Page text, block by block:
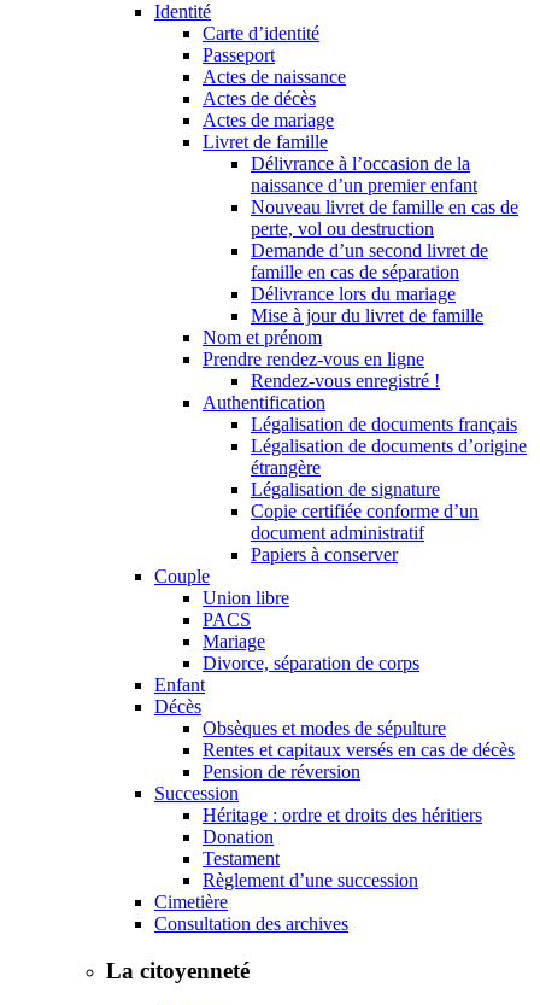
Identité
Carte d’identité
Passeport
Actes de naissance
Actes de décès
Actes de mariage
Livret de famille
Délivrance à l’occasion de la
naissance d’un premier enfant
Nouveau livret de famille en cas de
perte, vol ou destruction
Demande d’un second livret de
famille en cas de séparation
Délivrance lors du mariage
Mise à jour du livret de famille
Nom et prénom
Prendre rendez-vous en ligne
Rendez-vous enregistré !
Authentification
Légalisation de documents français
Légalisation de documents d’origine
étrangère
Légalisation de signature
Copie certifiée conforme d’un
document administratif
Papiers à conserver
Couple
Union libre
PACS
Mariage
Divorce, séparation de corps
Enfant
Décès
Obsèques et modes de sépulture
Rentes et capitaux versés en cas de décès
Pension de réversion
Succession
Héritage : ordre et droits des héritiers
Donation
Testament
Règlement d’une succession
Cimetière
Consultation des archives
La citoyenneté